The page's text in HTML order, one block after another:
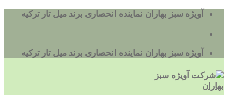
بروید
آویژه سبز بهاران نماینده انحصاری برند میل تار ترکیه
آویژه سبز بهاران نماینده انحصاری برند میل تار ترکیه